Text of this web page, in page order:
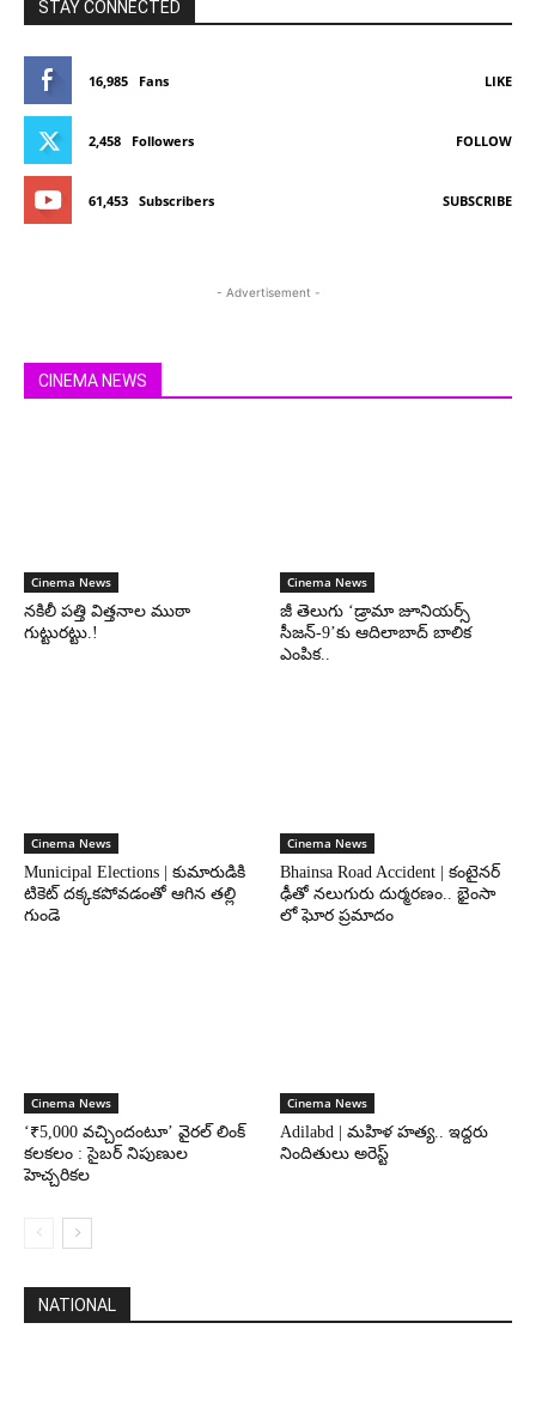
STAY CONNECTED
16,985 Fans LIKE
2,458 Followers FOLLOW
61,453 Subscribers SUBSCRIBE
- Advertisement -
CINEMA NEWS
Cinema News
నకిలీ పత్తి విత్తనాల ముఠా
గుట్టురట్టు.!
Cinema News
జీ తెలుగు ‘డ్రామా జూనియర్స్
సీజన్-9’కు ఆదిలాబాద్ బాలిక
ఎంపిక..
Cinema News
Municipal Elections | కుమారుడికి
టికెట్ దక్కకపోవడంతో ఆగిన తల్లి
గుండె
Cinema News
Bhainsa Road Accident | కంటైనర్
ఢీతో నలుగురు దుర్మరణం.. భైంసా
లో ఘోర ప్రమాదం
Cinema News
‘₹5,000 వచ్చిందంటూ’ వైరల్ లింక్
కలకలం : సైబర్ నిపుణుల
హెచ్చరికల
Cinema News
Adilabd | మహిళ హత్య.. ఇద్దరు
నిందితులు అరెస్ట్
NATIONAL